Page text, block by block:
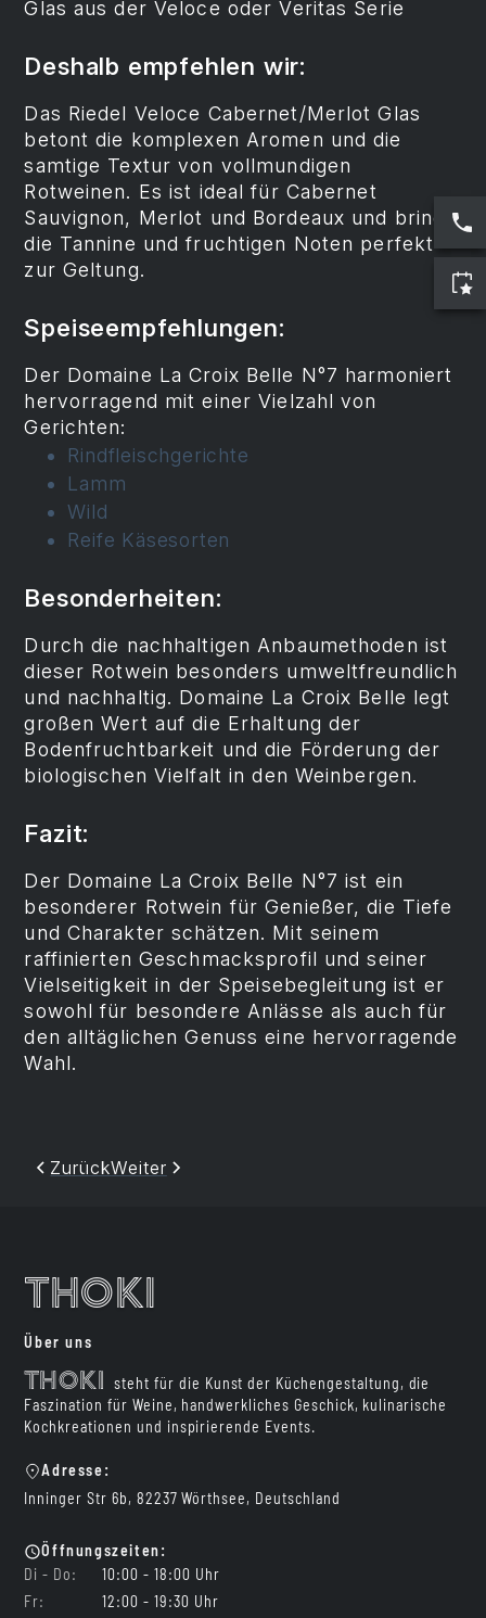
Glas aus der Veloce oder Veritas Serie
Deshalb empfehlen wir:
Das Riedel Veloce Cabernet/Merlot Glas
betont die komplexen Aromen und die
samtige Textur von vollmundigen
Rotweinen. Es ist ideal für Cabernet
Sauvignon, Merlot und Bordeaux und bringt
die Tannine und fruchtigen Noten perfekt
zur Geltung.
Speiseempfehlungen:
Der Domaine La Croix Belle N°7 harmoniert
hervorragend mit einer Vielzahl von
Gerichten:
Rindfleischgerichte
Lamm
Wild
Reife Käsesorten
Besonderheiten:
Durch die nachhaltigen Anbaumethoden ist
dieser Rotwein besonders umweltfreundlich
und nachhaltig. Domaine La Croix Belle legt
großen Wert auf die Erhaltung der
Bodenfruchtbarkeit und die Förderung der
biologischen Vielfalt in den Weinbergen.
Fazit:
Der Domaine La Croix Belle N°7 ist ein
besonderer Rotwein für Genießer, die Tiefe
und Charakter schätzen. Mit seinem
raffinierten Geschmacksprofil und seiner
Vielseitigkeit in der Speisebegleitung ist er
sowohl für besondere Anlässe als auch für
den alltäglichen Genuss eine hervorragende
Wahl.
ZurückWeiter
Thoki
Über uns
Thoki
steht für die Kunst der Küchengestaltung, die
Faszination für Weine, handwerkliches Geschick, kulinarische
Kochkreationen und inspirierende Events.
Adresse:
Inninger Str 6b, 82237 Wörthsee, Deutschland
Öffnungszeiten:
Di - Do:
10:00 - 18:00 Uhr
Fr:
12:00 - 19:30 Uhr